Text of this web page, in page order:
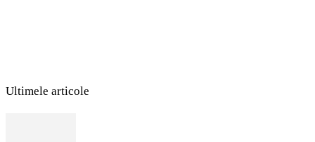
Ultimele articole